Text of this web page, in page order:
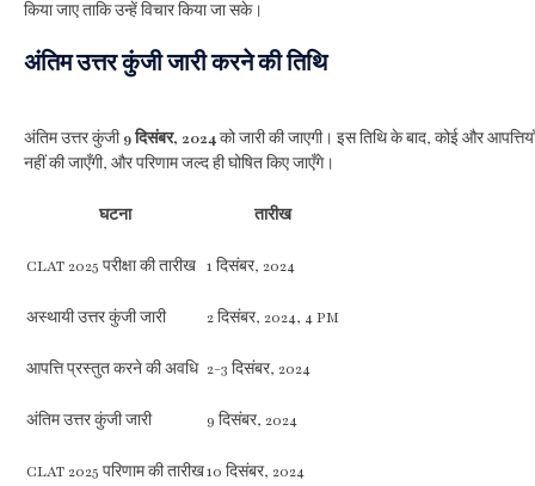
किया जाए ताकि उन्हें विचार किया जा सके।
अंतिम उत्तर कुंजी जारी करने की तिथि
अंतिम उत्तर कुंजी9 दिसंबर, 2024को जारी की जाएगी। इस तिथि के बाद, कोई और
नहीं की जाएँगी, और परिणाम जल्द ही घोषित किए जाएँगे।
घटना तारीख
CLAT 2025 परीक्षा की तारीख 1 दिसंबर, 2024
अस्थायी उत्तर कुंजी जारी 2 दिसंबर, 2024, 4 PM
आपत्ति प्रस्तुत करने की अवधि 2-3 दिसंबर, 2024
अंतिम उत्तर कुंजी जारी 9 दिसंबर, 2024
CLAT 2025 परिणाम की तारीख10 दिसंबर, 2024